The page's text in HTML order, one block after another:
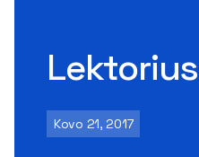
Kovo 21, 2017